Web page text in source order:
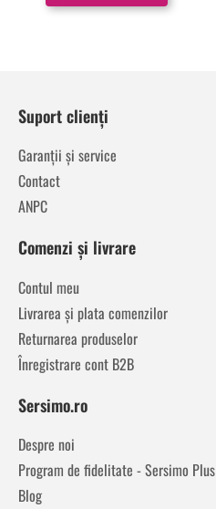
Suport clienți
Garanții și service
Contact
ANPC
Comenzi și livrare
Contul meu
Livrarea și plata comenzilor
Returnarea produselor
Înregistrare cont B2B
Sersimo.ro
Despre noi
Program de fidelitate - Sersimo Plus
Blog